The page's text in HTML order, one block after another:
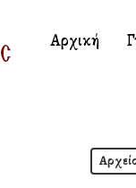
Αρχική